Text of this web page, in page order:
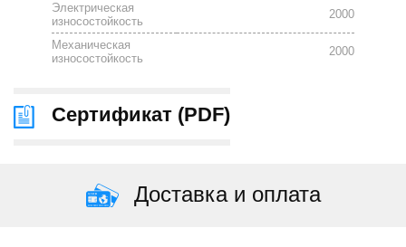
Электрическая
износостойкость
2000
Механическая
износостойкость
2000
Сертификат (PDF)
Доставка и оплата